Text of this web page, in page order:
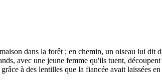
dans la forêt ; en chemin, un oiseau lui dit
avec une jeune femme qu'ils tuent,
à des lentilles que la fiancée avait laissées